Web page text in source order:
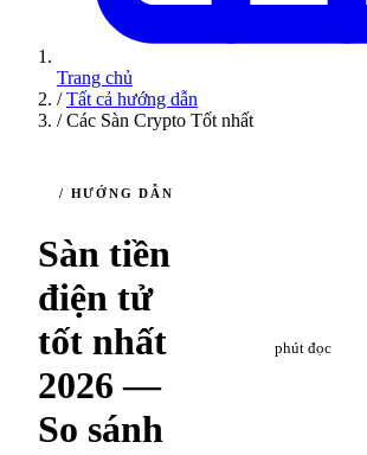
Trang chủ
/ Tất cả hướng dẫn
/ Các Sàn Crypto Tốt nhất
/ HƯỚNG DẪN
Sàn tiền
điện tử
tốt nhất
2026 —
So sánh
phút đọc